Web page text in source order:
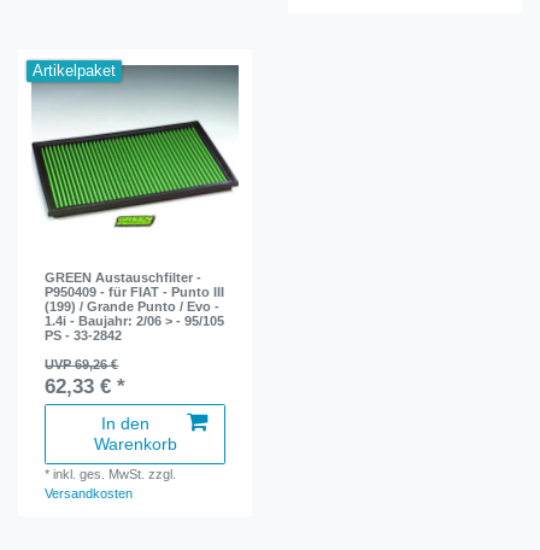
Artikelpaket
GREEN Austauschfilter -
P950409 - für FIAT - Punto III
(199) / Grande Punto / Evo -
1.4i - Baujahr: 2/06 > - 95/105
PS - 33-2842
UVP 69,26 €
62,33 € *
In den
Warenkorb
*inkl. ges. MwSt. zzgl.
Versandkosten